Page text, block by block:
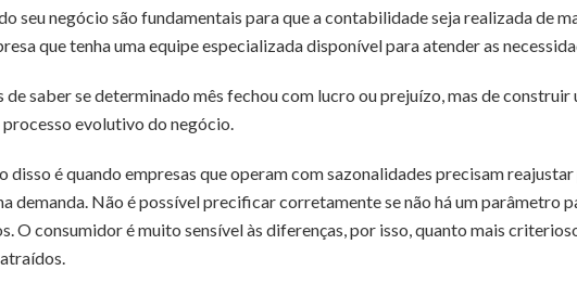
seu negócio são fundamentais para que a contabilidade seja realizada de
que tenha uma equipe especializada disponível para atender as
de saber se determinado mês fechou com lucro ou prejuízo, mas de
evolutivo do negócio.
disso é quando empresas que operam com sazonalidades precisam
demanda. Não é possível precificar corretamente se não há um parâmetro
O consumidor é muito sensível às diferenças, por isso, quanto mais